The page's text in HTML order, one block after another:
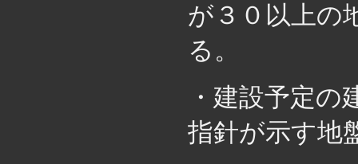
が３０以上の
る。
・建設予定
指針が示す地